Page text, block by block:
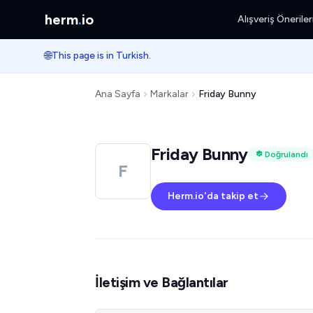
herm.io Alışveriş Önerileri
🌐This page is in Turkish.
Ana Sayfa Markalar Friday Bunny
F
Friday Bunny Doğrulandı
Herm.io'da takip et
İletişim ve Bağlantılar